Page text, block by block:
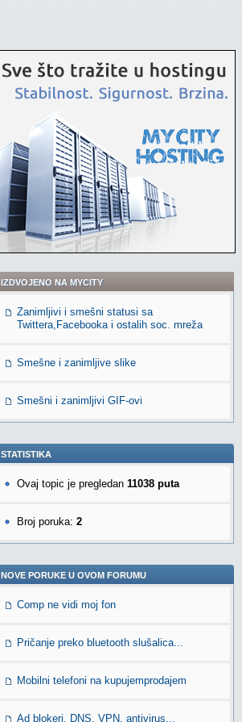
IZDVOJENO NA MYCITY
Zanimljivi i smešni statusi sa
Twittera,Facebooka i ostalih soc. mreža
Smešne i zanimljive slike
Smešni i zanimljivi GIF-ovi
STATISTIKA
Ovaj topic je pregledan 11038 puta
Broj poruka: 2
NOVE PORUKE U OVOM FORUMU
Comp ne vidi moj fon
Pričanje preko bluetooth slušalica...
Mobilni telefoni na kupujemprodajem
Ad blokeri, DNS, VPN, antivirus...